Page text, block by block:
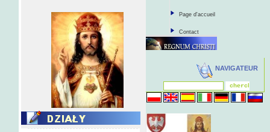
Page d'accueil
Contact
NAVIGATEUR